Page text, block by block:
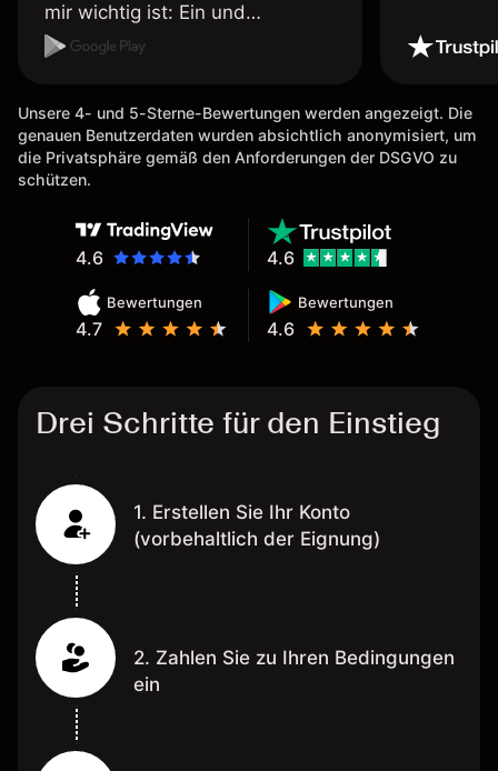
mir wichtig ist: Ein und
Auszahlungen per Kreditkarte
möglich. Berichte, Auszüge OK.
Eine Diagrammfunktion wie es
bei Naga ist wäre
Unsere 4- und 5-Sterne-Bewertungen werden angezeigt. Die
genauen Benutzerdaten wurden absichtlich anonymisiert, um
die Privatsphäre gemäß den Anforderungen der DSGVO zu
schützen.
4.6
Bewertungen
4.7
Bewertungen
4.6
4.6
Drei Schritte für den Einstieg
1. Erstellen Sie Ihr Konto
(vorbehaltlich der Eignung)
2. Zahlen Sie zu Ihren Bedingungen
ein